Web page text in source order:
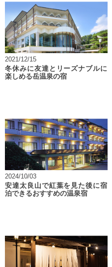
2021/12/15
冬休みに友達とリーズナブルに
楽しめる岳温泉の宿
2024/10/03
安達太良山で紅葉を見た後に宿
泊できるおすすめの温泉宿